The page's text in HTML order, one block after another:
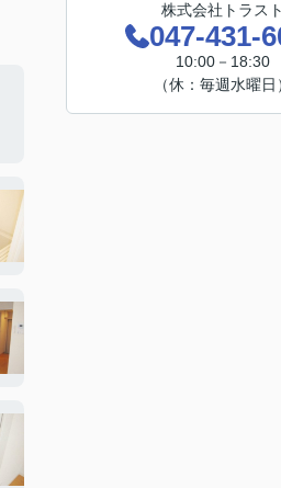
株式会社トラスト
047-431-
10:00－18:30
（休：毎週水曜日